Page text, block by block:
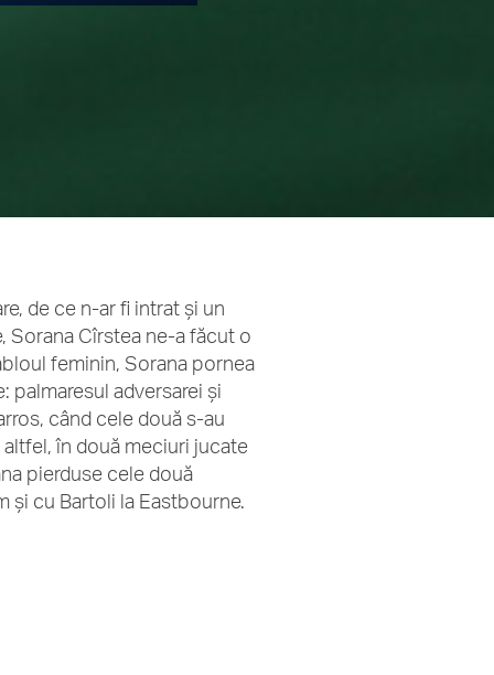
de ce n-ar fi intrat și un
Sorana Cîrstea ne-a făcut o
feminin, Sorana pornea
palmaresul adversarei și
când cele două s-au
în două meciuri jucate
pierduse cele două
și cu Bartoli la Eastbourne.